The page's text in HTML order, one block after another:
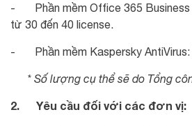
- Phần mềm Office 365 Business
từ 30 đến 40 license.
- Phần mềm Kaspersky AntiVirus:
* Số lượng cụ thể sẽ do Tổng
2. Yêu cầu đối với các đơn vị: